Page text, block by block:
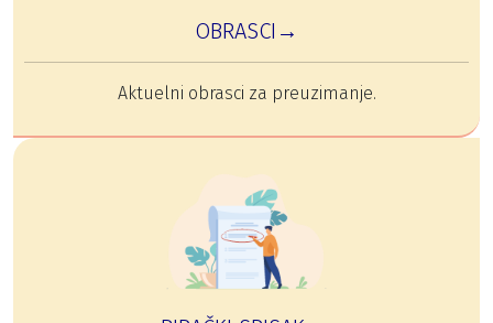
OBRASCI→
Aktuelni obrasci za preuzimanje.